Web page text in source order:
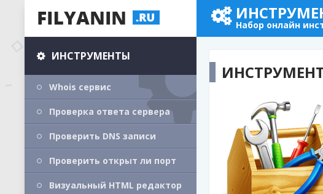
Набор онлайн
ИНСТРУМЕНТЫ
Whois сервис
Проверка ответа сервера
Проверить DNS записи
Проверить открыт ли порт
Визуальный HTML редактор